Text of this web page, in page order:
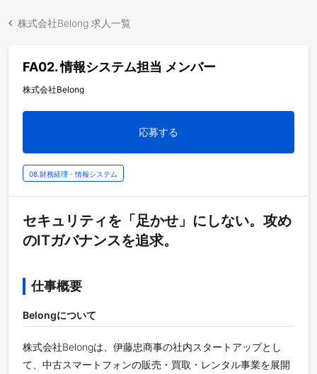
株式会社Belong 求人一覧
FA02. 情報システム担当 メンバー
株式会社Belong
応募する
08.財務経理・情報システム
セキュリティを「足かせ」にしない。攻め
のITガバナンスを追求。
仕事概要
Belongについて
株式会社Belongは、伊藤忠商事の社内スタートアップとし
て、中古スマートフォンの販売・買取・レンタル事業を展開